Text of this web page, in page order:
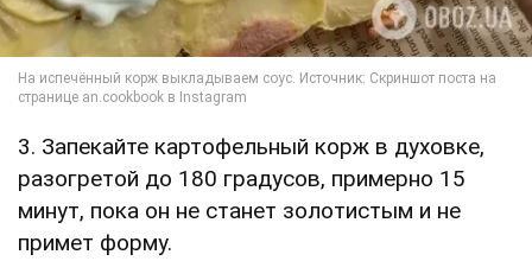
3. Запекайте картофельный корж в духовке,
разогретой до 180 градусов, примерно 15
минут, пока он не станет золотистым и не
примет форму.